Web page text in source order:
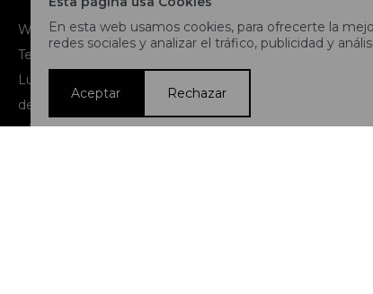
En esta web usamos cookies, para ofrecerte la
redes sociales y analizar el tráfico, publicidad y
Aceptar Rechazar
Whatsapp: 091262281
Teléfono: 2716 9991
Lunes a jueves de 9:00 a 13:00 y
de 14:00 a 17:45, viernes de 9:30
a 13:00 y de 14:00 a 17:45.
¿Quiénes